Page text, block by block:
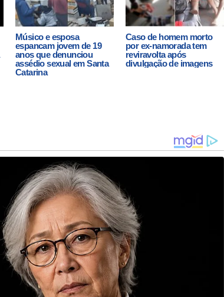
Músico e esposa
espancam jovem de 19
anos que denunciou
assédio sexual em Santa
Catarina
Caso de homem morto
por ex-namorada tem
reviravolta após
divulgação de imagens